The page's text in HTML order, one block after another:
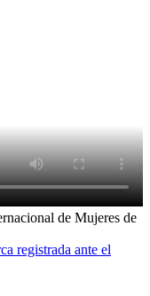
de Mujeres de